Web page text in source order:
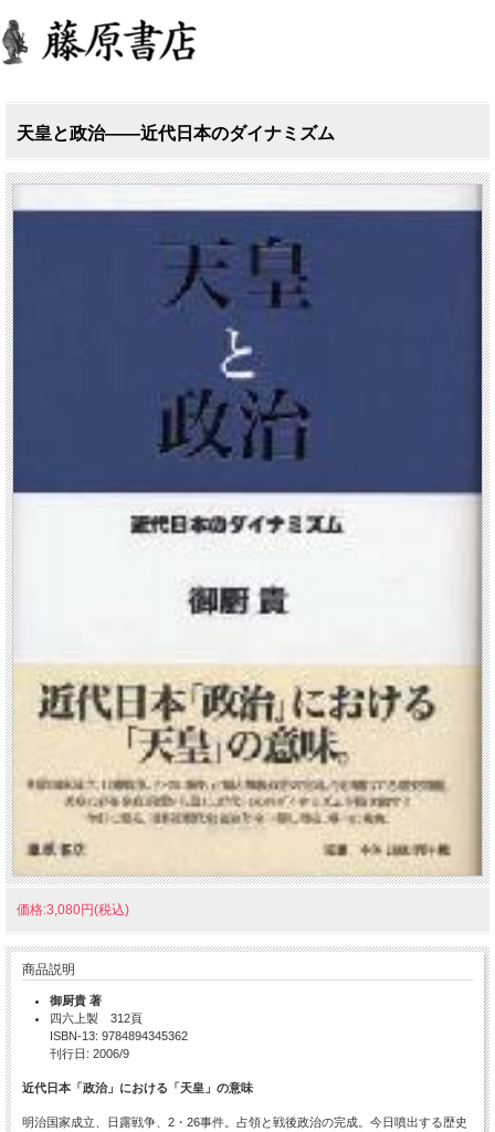
天皇と政治――近代日本のダイナミズム
価格:3,080円(税込)
商品説明
御厨貴 著
四六上製 312頁
ISBN-13: 9784894345362
刊行日: 2006/9
近代日本「政治」における「天皇」の意味
明治国家成立、日露戦争、2・26事件。占領と戦後政治の完成。今日噴出する歴史